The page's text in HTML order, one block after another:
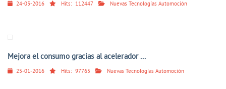
24-03-2016 Hits: 112447 Nuevas Tecnologías Automoción
Mejora el consumo gracias al acelerador ...
25-01-2016 Hits: 97765 Nuevas Tecnologías Automoción